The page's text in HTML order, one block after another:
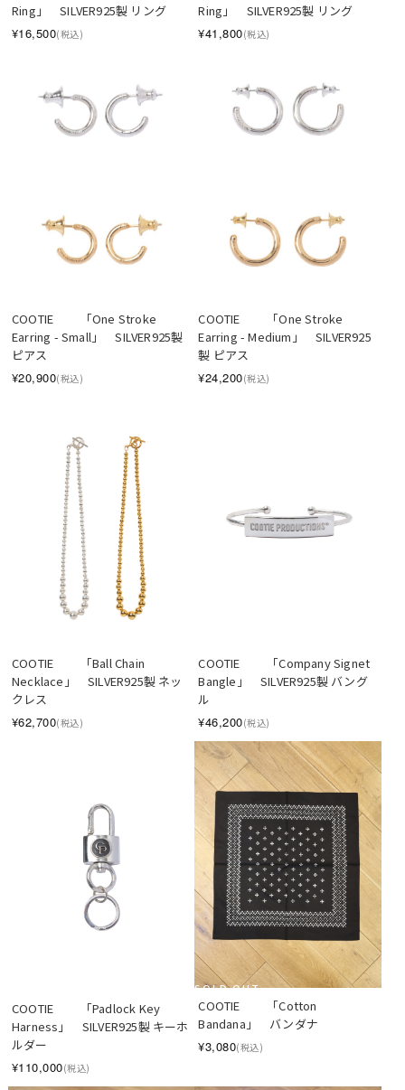
Ring」　SILVER925製 リング
¥16,500(税込)
Ring」　SILVER925製 リング
¥41,800(税込)
COOTIE 　　「One Stroke
Earring - Small」　SILVER925製
ピアス
¥20,900(税込)
COOTIE 　　「One Stroke
Earring - Medium」　SILVER925
製 ピアス
¥24,200(税込)
COOTIE 　　「Ball Chain
Necklace」　SILVER925製 ネッ
クレス
¥62,700(税込)
COOTIE 　　「Company Signet
Bangle」　SILVER925製 バング
ル
¥46,200(税込)
COOTIE 　　「Padlock Key
Harness」　SILVER925製 キーホ
ルダー
¥110,000(税込)
SOLD OUT
COOTIE 　　「Cotton
Bandana」　バンダナ
¥3,080(税込)